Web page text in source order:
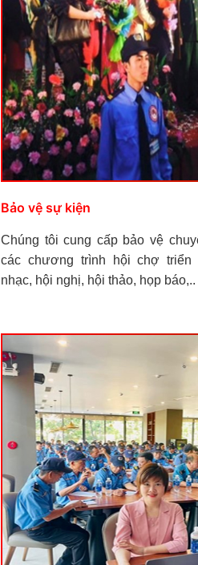
Bảo vệ sự kiện
Chúng tôi cung cấp bảo vệ
các chương trình hội chợ triển
nhạc, hội nghị, hội thảo, họp báo,..